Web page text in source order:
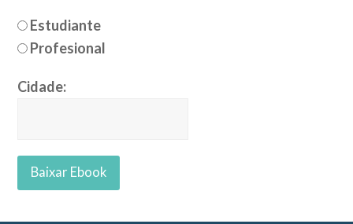
Estudiante
Profesional
Cidade: